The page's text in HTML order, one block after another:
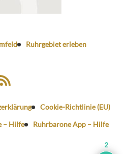
Ruhrgebiet erleben
Cookie-Richtlinie (EU)
– Hilfe
Ruhrbarone App – Hilfe
2